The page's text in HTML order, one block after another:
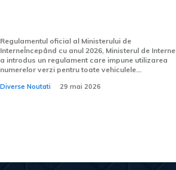
Regulamentul oficial al Ministerului de
InterneÎncepând cu anul 2026, Ministerul de Interne
a introdus un regulament care impune utilizarea
numerelor verzi pentru toate vehiculele...
Diverse Noutati 29 mai 2026